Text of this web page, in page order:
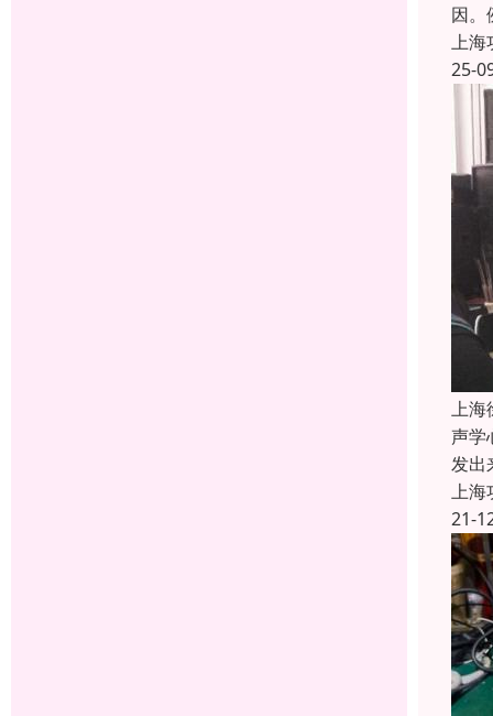
因。
上海
25-
上海
声学
发出
上海
21-